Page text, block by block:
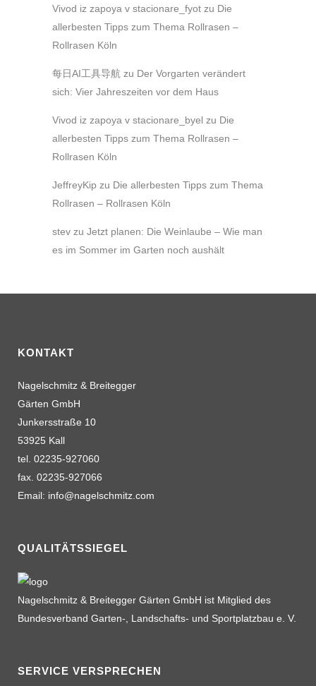
Vivod iz zapoya v stacionare_fyot zu Die
allerbesten Tipps zum Thema Rollrasen –
Rollrasen Köln
每日AI工具导航 zu Der Vorgarten verändert
sich: Vier Jahreszeiten vor dem Haus
Vivod iz zapoya v stacionare_byel zu Die
allerbesten Tipps zum Thema Rollrasen –
Rollrasen Köln
JeffreyKip zu Die allerbesten Tipps zum Thema
Rollrasen – Rollrasen Köln
stev zu Jetzt planen: Die Weinlaube – Wie man
es im Sommer im Garten noch aushält
KONTAKT
Nagelschmitz & Breitegger
Gärten GmbH
Junkersstraße 10
53925 Kall
tel. 02235-927060
fax. 02235-927066
Email: info@nagelschmitz.com
QUALITÄTSSIEGEL
Nagelschmitz & Breitegger Gärten GmbH ist Mitglied des
Bundesverband Garten-, Landschafts- und Sportplatzbau e. V.
SERVICE VERSPRECHEN